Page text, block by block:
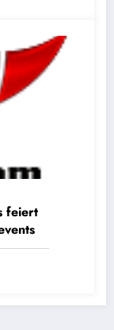
feiert